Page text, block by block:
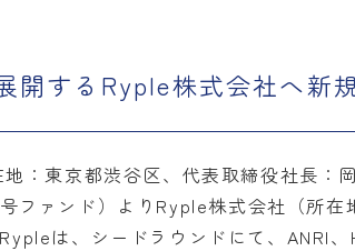
開するRyple株式会社へ新
：東京都渋谷区、代表取締役社長：
ファンド）よりRyple株式会社（所
は、シードラウンドにて、ANRI、